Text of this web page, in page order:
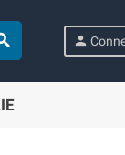
person